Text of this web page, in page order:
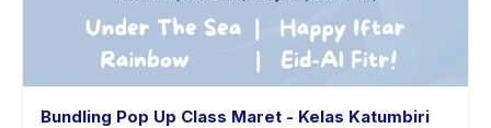
Bundling Pop Up Class Maret - Kelas Katumbiri